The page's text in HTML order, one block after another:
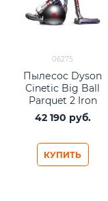
06275
Пылесос Dyson
Cinetic Big Ball
Parquet 2 Iron
Purple
42 190 руб.
КУПИТЬ